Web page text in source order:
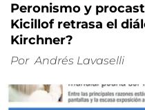
Peronismo y
Kicillof retrasa el
Kirchner?
Por Andrés Lavaselli